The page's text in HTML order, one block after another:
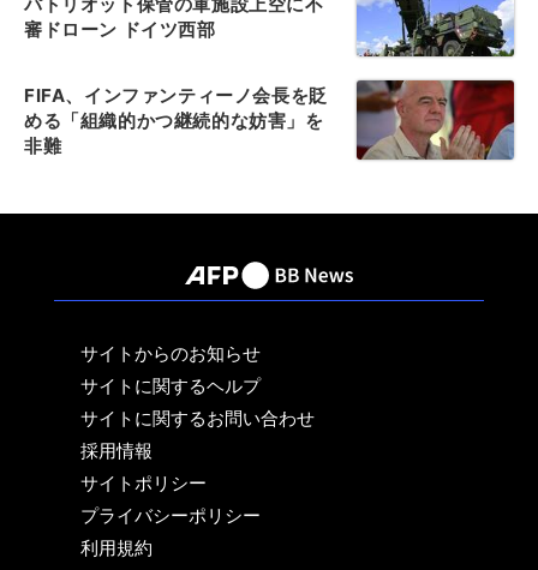
パトリオット保管の軍施設上空に不
審ドローン ドイツ西部
FIFA、インファンティーノ会長を貶
める「組織的かつ継続的な妨害」を
非難
サイトからのお知らせ
サイトに関するヘルプ
サイトに関するお問い合わせ
採用情報
サイトポリシー
プライバシーポリシー
利用規約